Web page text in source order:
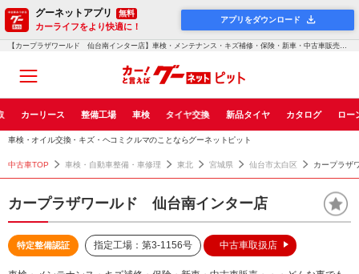
グーネットアプリ 無料
カーライフをより快適に！
アプリをダウンロード
【カープラザワールド 仙台南インター店】車検・メンテナンス・キズ補修・保険・新車・中古車販売・・・どんな事でもお気軽にご...！グーネットピット
カーリース 整備工場 車検 タイヤ交換 新品タイヤ カタログ ロー
車検・オイル交換・キズ・ヘコミクルマのことならグーネットピット
中古車TOP 車検・自動車整備・車修理 東北 宮城県 仙台市太白区 カープラザ
カープラザワールド 仙台南インター店
特定整備認証 指定工場：第3-1156号 中古車取扱店